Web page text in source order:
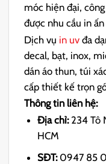
móc hiện đại,
được nhu cầu in
Dịch vụ in uv đa
decal, bạt, inox,
dán áo thun, túi
cấp thiết kế trọn
Thông tin liên hệ:
Địa chỉ:234 Tô
HCM
SĐT:0947 85